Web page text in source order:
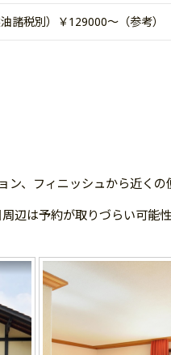
諸税別）￥129000～（参考）
ン、フィニッシュから近くの
辺は予約が取りづらい可能